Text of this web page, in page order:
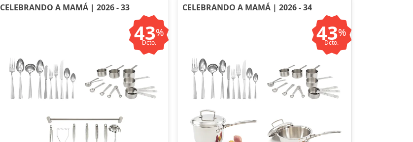
CELEBRANDO A MAMÁ | 2026 - 33
43%
Dcto.
CELEBRANDO A MAMÁ | 2026 - 34
43%
Dcto.